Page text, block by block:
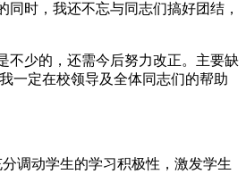
时，我还不忘与同志们搞好团结，
不少的，还需今后努力改正。主要缺
一定在校领导及全体同志们的帮助
调动学生的学习积极性，激发学生